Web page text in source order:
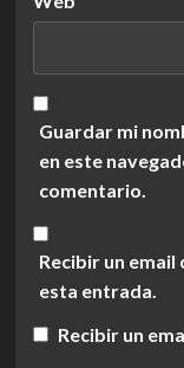
Guardar mi
en este
comentario.
Recibir un
esta entrada.
Recibir un